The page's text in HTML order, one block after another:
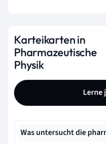
Karteikarten in
Pharmazeutische
Physik
Lerne
Was untersucht die